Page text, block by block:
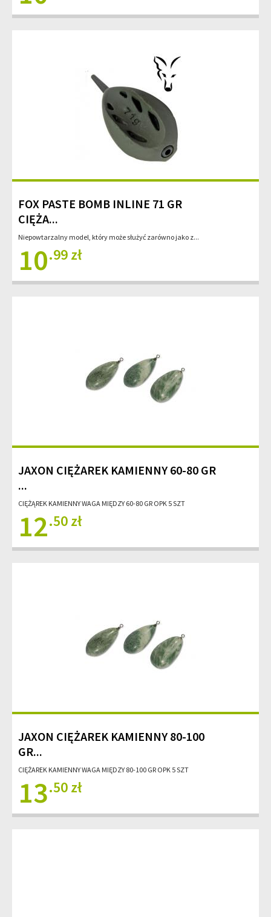
FOX PASTE BOMB INLINE 71 GR
CIĘŻA...
Niepowtarzalny model, który może służyć zarówno jako z...
10.99 zł
JAXON CIĘŻAREK KAMIENNY 60-80 GR
...
CIĘŻĄREK KAMIENNY WAGA MIĘDZY 60-80 GR OPK 5 SZT
12.50 zł
JAXON CIĘŻAREK KAMIENNY 80-100
GR...
CIĘŻAREK KAMIENNY WAGA MIĘDZY 80-100 GR OPK 5 SZT
13.50 zł